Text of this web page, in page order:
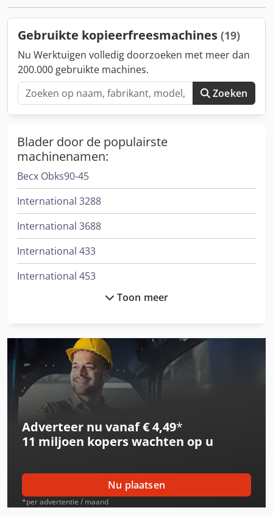
(18000 tpm) OPTIE - Recht transportsysteem (1 meter)
Gebruikte kopieerfreesmachines (19)
Nu Werktuigen volledig doorzoeken met meer dan
200.000 gebruikte machines.
Zoeken
Blader door de populairste
machinenamen:
Becx Obks90-45
International 3288
International 3688
International 433
International 453
International 644
International 654
International 824
International 834
Job-Mann 200-35
Schaffer 2345 T
Schaffer 2345 T Slt
Toon meer
Adverteer nu vanaf € 4,49*
11 miljoen koperswachten op u
Nu plaatsen
*per advertentie / maand